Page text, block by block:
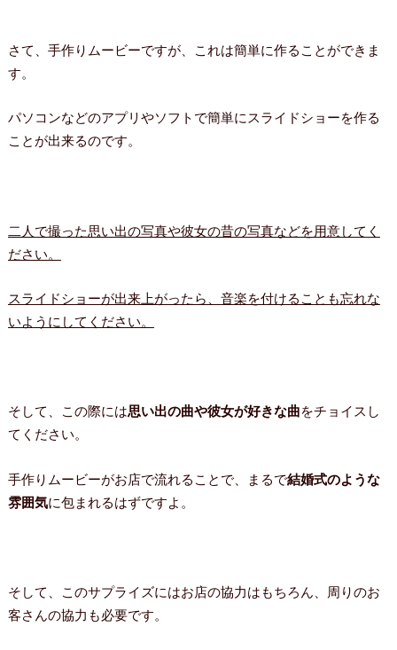
さて、手作りムービーですが、これは簡単に作ることができま
す。
パソコンなどのアプリやソフトで簡単にスライドショーを作る
ことが出来るのです。
二人で撮った思い出の写真や彼女の昔の写真などを用意してく
ださい。
スライドショーが出来上がったら、音楽を付けることも忘れな
いようにしてください。
そして、この際には思い出の曲や彼女が好きな曲をチョイスし
てください。
手作りムービーがお店で流れることで、まるで結婚式のような
雰囲気に包まれるはずですよ。
そして、このサプライズにはお店の協力はもちろん、周りのお
客さんの協力も必要です。